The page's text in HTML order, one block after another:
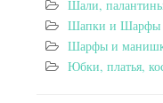
Шали,
Шапки и Шарфы
Шарфы и
Юбки, платья,